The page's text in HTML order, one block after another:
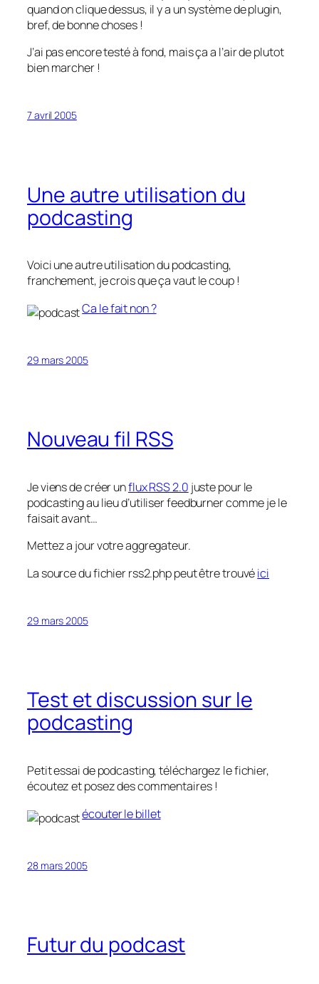
quand on clique dessus, il y a un système de plugin,
bref, de bonne choses !
J’ai pas encore testé à fond, mais ça a l’air de plutot
bien marcher !
7 avril 2005
Une autre utilisation du
podcasting
Voici une autre utilisation du podcasting,
franchement, je crois que ça vaut le coup !
Ca le fait non ?
29 mars 2005
Nouveau fil RSS
Je viens de créer unflux RSS 2.0 juste pour le
podcasting au lieu d’utiliser feedburner comme je le
faisait avant…
Mettez a jour votre aggregateur.
La source du fichier rss2.php peut être trouvéici
29 mars 2005
Test et discussion sur le
podcasting
Petit essai de podcasting, téléchargez le fichier,
écoutez et posez des commentaires !
écouter le billet
28 mars 2005
Futur du podcast